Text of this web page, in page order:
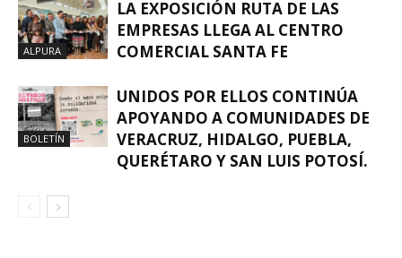
ALPURA
LA EXPOSICIÓN RUTA DE LAS
EMPRESAS LLEGA AL CENTRO
COMERCIAL SANTA FE
BOLETÍN
UNIDOS POR ELLOS CONTINÚA
APOYANDO A COMUNIDADES DE
VERACRUZ, HIDALGO, PUEBLA,
QUERÉTARO Y SAN LUIS POTOSÍ.